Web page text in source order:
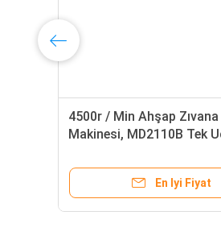
4500r / Min Ahşap
Makinesi, MD2110B Tek
En Iyi Fiyat